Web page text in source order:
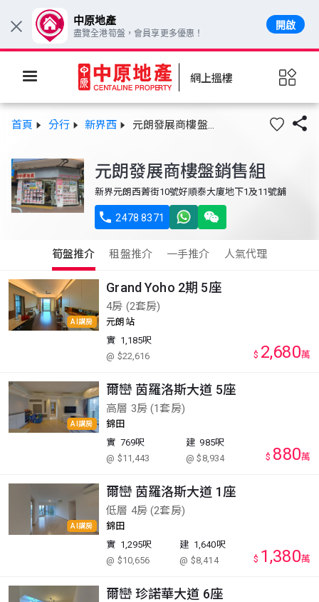
網上搵樓
首頁 分行 新界西 元朗發展商樓盤銷售組 
元朗發展商樓盤銷售組
新界元朗西菁街10號好順泰大廈地下1及11號舖
 2478 8371
筍盤推介 租盤推介 一手推介 人氣代理
AI講房
Grand Yoho 2期 5座
4房 (2套房)
元朗站
實 1,185呎
@ $22,616
$ 2,680萬
AI講房
爾巒 茵羅洛斯大道 5座
高層 3房 (1套房)
錦田
實 769呎
@ $11,443
建 985呎
@ $8,934
$ 880萬
AI講房
爾巒 茵羅洛斯大道 1座
低層 4房 (2套房)
錦田
實 1,295呎
@ $10,656
建 1,640呎
@ $8,414
$ 1,380萬
爾巒 珍諾華大道 6座
× 中原地產
盡覽全港筍盤，會員享更多優惠！
開啟